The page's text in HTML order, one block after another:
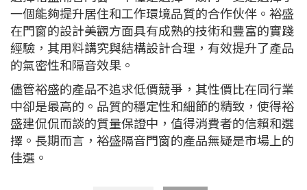
一個能夠提升居住和工作環境品質的合作伙伴。裕盛
在門窗的設計美觀方面具有成熟的技術和豐富的實踐
經驗，其用料講究與結構設計合理，有效提升了產品
的氣密性和隔音效果。
儘管裕盛的產品不追求低價競爭，其性價比在同行業
中卻是最高的。品質的穩定性和細節的精致，使得裕
盛建侃侃而談的質量保證中，值得消費者的信賴和選
擇。長期而言，裕盛隔音門窗的產品無疑是市場上的
佳選。